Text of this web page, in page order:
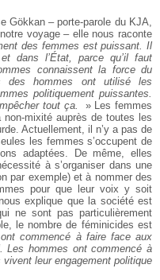
Gökkan – porte-parole du KJA,
voyage – elle nous raconte
des femmes est puissant. Il
dans l’État, parce qu’il faut
connaissent la force du
des hommes ont utilisé les
politiquement puissantes.
tout ça.
» Les femmes
mixité auprès de toutes les
Actuellement, il n’y a pas de
les femmes s’occupent de
adaptées. De même, elles
à s’organiser dans une
par exemple) et à nommer des
pour que leur voix y soit
explique que la société est
ne sont pas particulièrement
le nombre de féminicides est
commencé à faire face aux
Les hommes ont commencé à
leur engagement politique